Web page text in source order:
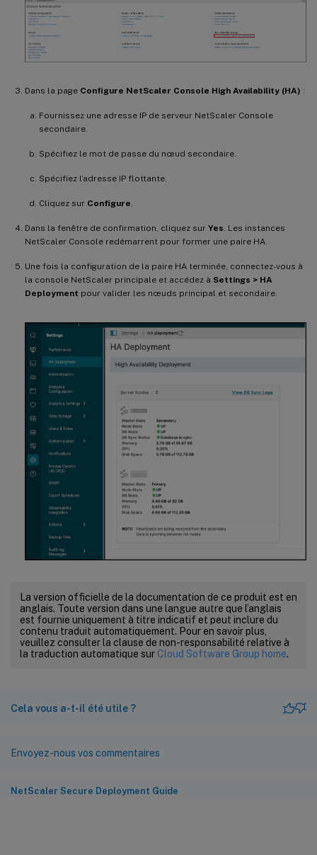
Dans la page Configure NetScaler Console High Availability (HA) :
Fournissez une adresse IP de serveur NetScaler Console
secondaire.
Spécifiez le mot de passe du nœud secondaire.
Spécifiez l’adresse IP flottante.
Cliquez sur Configure
Dans la fenêtre de confirmation, cliquez sur Yes . Les instances
NetScaler Console redémarrent pour former une paire HA.
Une fois la configuration de la paire HA terminée, connectez-vous à
la console NetScaler principale et accédez à Settings > HA
Deployment pour valider les nœuds principal et secondaire.
La version officielle de la documentation de ce produit est en
anglais. Toute version dans une langue autre que l’anglais
est fournie uniquement à titre indicatif et peut inclure du
contenu traduit automatiquement. Pour en savoir plus,
veuillez consulter la clause de non-responsabilité relative à
la traduction automatique sur Cloud Software Group home.
Cela vous a-t-il été utile ?
Envoyez-nous vos commentaires
NetScaler Secure Deployment Guide